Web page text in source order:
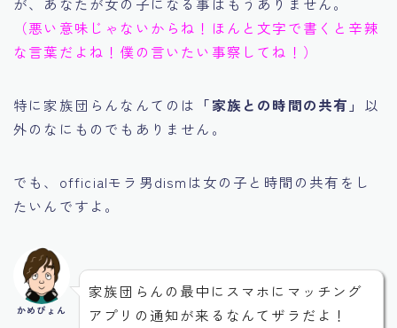
（悪い意味じゃないからね！ほんと文字で書くと辛辣
な言葉だよね！僕の言いたい事察してね！）
特に家族団らんなんてのは 「家族との時間の共有」 以
外のなにものでもありません。
でも、officialモラ男dismは女の子と時間の共有をし
たいんですよ。
かめぴょん
家族団らんの最中にスマホにマッチング
アプリの通知が来るなんてザラだよ！